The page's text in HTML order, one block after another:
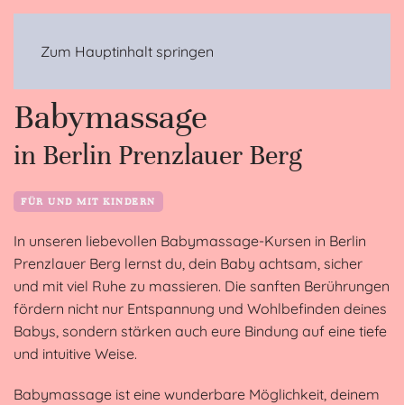
Zum Hauptinhalt springen
Babymassage
in Berlin Prenzlauer Berg
FÜR UND MIT KINDERN
In unseren liebevollen Babymassage-Kursen in Berlin
Prenzlauer Berg lernst du, dein Baby achtsam, sicher
und mit viel Ruhe zu massieren. Die sanften Berührungen
fördern nicht nur Entspannung und Wohlbefinden deines
Babys, sondern stärken auch eure Bindung auf eine tiefe
und intuitive Weise.
Babymassage ist eine wunderbare Möglichkeit, deinem